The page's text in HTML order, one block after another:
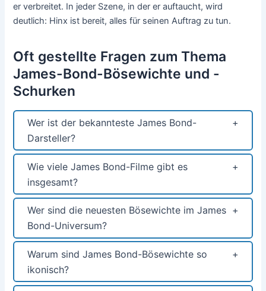
er verbreitet. In jeder Szene, in der er auftaucht, wird
deutlich: Hinx ist bereit, alles für seinen Auftrag zu tun.
Oft gestellte Fragen zum Thema
James-Bond-Bösewichte und -
Schurken
Wer ist der bekannteste James Bond-
Darsteller?
Wie viele James Bond-Filme gibt es
insgesamt?
Wer sind die neuesten Bösewichte im James
Bond-Universum?
Warum sind James Bond-Bösewichte so
ikonisch?